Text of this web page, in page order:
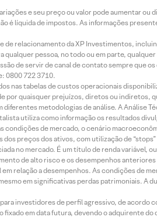
e seu preço ou valor pode aumentar
é líquida de impostos. As informações
relacionamento da XP Investimentos,
pessoa, no todo ou em parte,
de servir de canal de contato sempre que
0800 722 3710.
nas tabelas de custos operacionais
por quaisquer prejuízos, diretos ou indiretos,
diferentes metodologias de análise. A
utiliza como informação os resultados
condições de mercado, o cenário
preços dos ativos, com utilização de
no mercado. É um título de renda
de alto risco e os desempenhos
relação a desempenhos. As condições de
em significativas perdas patrimoniais. A
investidores de perfil agressivo, de acordo
em data futura, devendo o adquirente